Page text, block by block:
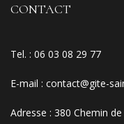
CONTACT
Tel. : 06 03 08 29 77
E-mail : contact@gite-
Adresse : 380 Chemin